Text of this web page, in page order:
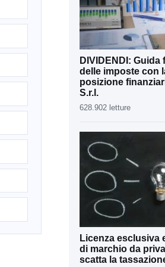
DIVIDENDI:
delle imposte con
posizione
S.r.l.
628.902 letture
Licenza esclusiva
di marchio da
scatta la